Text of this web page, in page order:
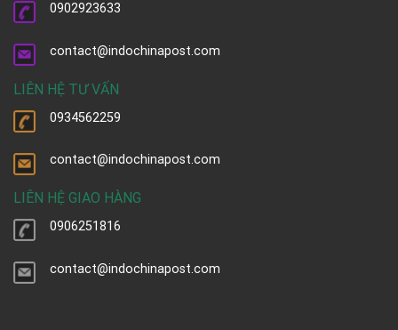
0902923633
contact@indochinapost.com
LIÊN HỆ TƯ VẤN
0934562259
contact@indochinapost.com
LIÊN HỆ GIAO HÀNG
0906251816
contact@indochinapost.com